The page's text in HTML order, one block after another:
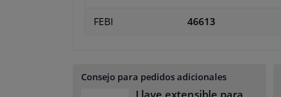
FEBI 46613
Consejo para pedidos adicionales